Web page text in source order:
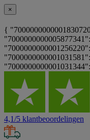
×
{
4,1/5 klantbeoordelingen